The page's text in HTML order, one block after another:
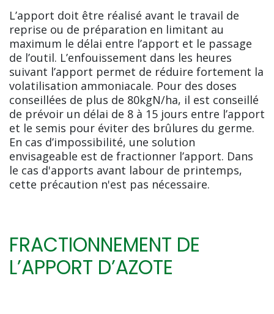
L’apport doit être réalisé avant le travail de
reprise ou de préparation en limitant au
maximum le délai entre l’apport et le passage
de l’outil. L’enfouissement dans les heures
suivant l’apport permet de réduire fortement la
volatilisation ammoniacale. Pour des doses
conseillées de plus de 80kgN/ha, il est conseillé
de prévoir un délai de 8 à 15 jours entre l’apport
et le semis pour éviter des brûlures du germe.
En cas d’impossibilité, une solution
envisageable est de fractionner l’apport. Dans
le cas d'apports avant labour de printemps,
cette précaution n'est pas nécessaire.
FRACTIONNEMENT DE
L’APPORT D’AZOTE